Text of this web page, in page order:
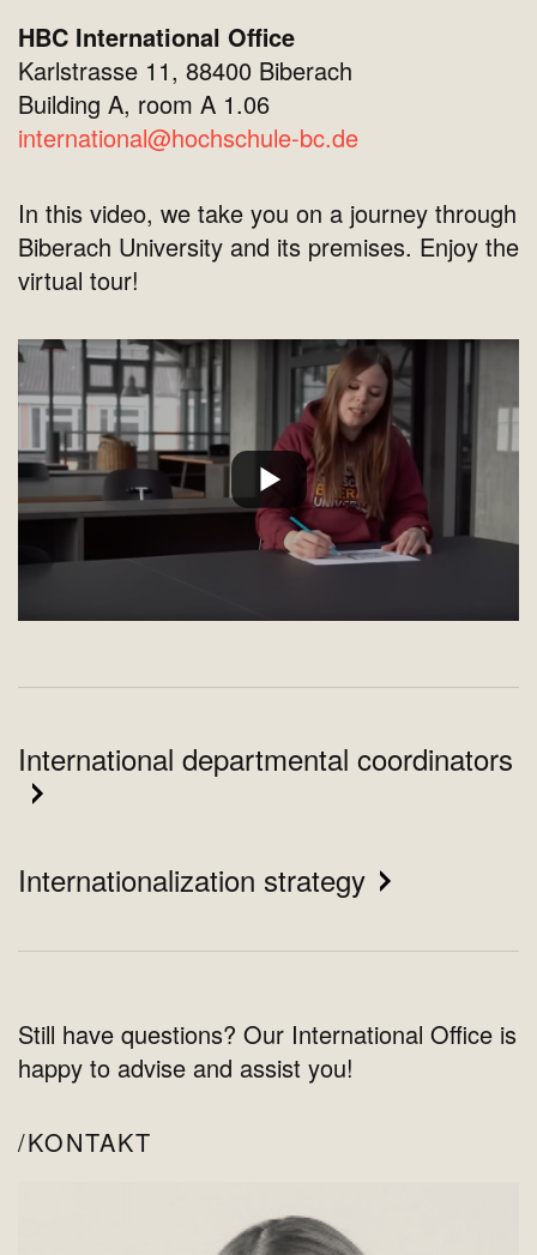
HBC International Office
Karlstrasse 11, 88400 Biberach
Building A, room A 1.06
international@hochschule-bc.de
In this video, we take you on a journey through
Biberach University and its premises. Enjoy the
virtual tour!
International departmental coordinators
Internationalization strategy
Still have questions? Our International Office is
happy to advise and assist you!
KONTAKT